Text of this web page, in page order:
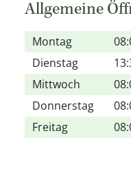
Allgemeine
Montag
Dienstag
Mittwoch
Donnerstag
Freitag